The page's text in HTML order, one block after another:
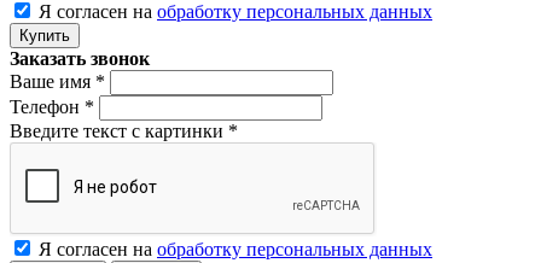
Я согласен на обработку персональных данных
Заказать звонок
Ваше имя *
Телефон *
Введите текст с картинки *
Я согласен на обработку персональных данных